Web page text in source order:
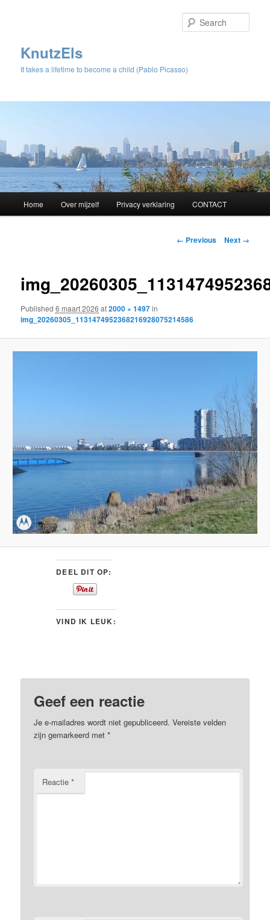
KnutzEls
It takes a lifetime to become a child (Pablo Picasso)
Skip
content
Home Over mijzelf Privacy verklaring CONTACT
Image
← Previous Next →
Published6 maart 2026 at2000 × 1497in
img_20260305_1131474952368216928075214586
DEEL DIT OP:
VIND IK LEUK:
Geef een reactie
Je e-mailadres wordt niet gepubliceerd. Vereiste velden
zijn gemarkeerd met*
Reactie*